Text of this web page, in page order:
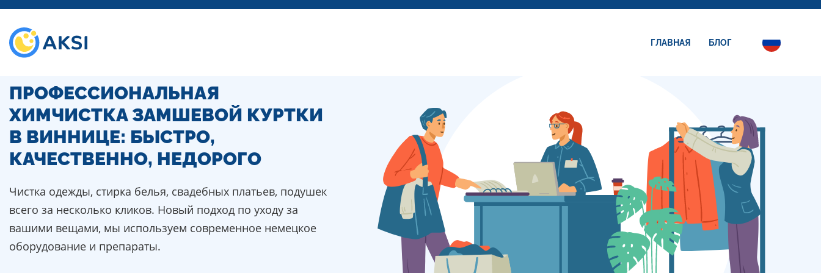
ГЛАВНАЯ БЛОГ
ПРОФЕССИОНАЛЬНАЯ
ХИМЧИСТКА ЗАМШЕВОЙ КУРТКИ
В ВИННИЦЕ: БЫСТРО,
КАЧЕСТВЕННО, НЕДОРОГО
Чистка одежды, стирка белья, свадебных платьев, подушек
всего за несколько кликов. Новый подход по уходу за
вашими вещами, мы используем современное немецкое
оборудование и препараты.